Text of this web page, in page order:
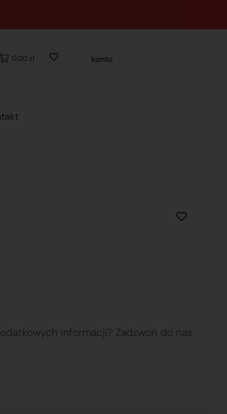
0,00 zł konto
informacji? Zadzwoń do nas,